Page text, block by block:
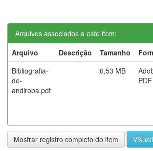
Arquivos associados a este item:
Arquivo
Descrição Tamanho
Bibliografia-
de-
andiroba.pdf
6,53 MB
PDF
Mostrar registro completo do item